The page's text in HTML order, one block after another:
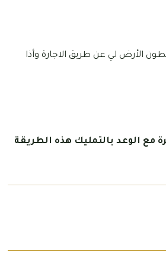
يعطوني تمويل بمقدار٧٠ في الميه ويقسطون الأرض لي عن طريق الاجارة وأذا
مع الوعد بالتمليك هذه الطريقة